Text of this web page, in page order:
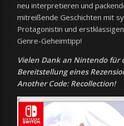
neu interpretieren und
mitreißende Geschichten mit
Protagonistin und
Genre-Geheimtipp!
Vielen Dank an Nintendo für
Bereitstellung eines
Another Code: Recollection!